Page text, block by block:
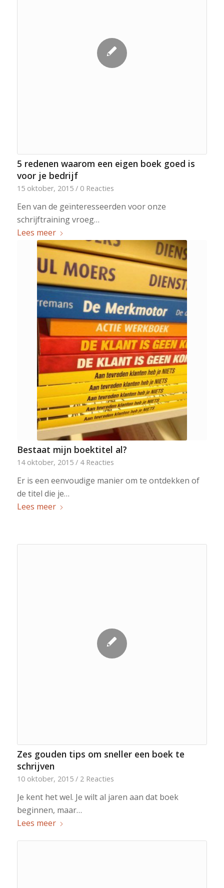
5 redenen waarom een eigen boek goed is
voor je bedrijf
15 oktober, 2015 / 0 Reacties
Een van de geïnteresseerden voor onze
schrijftraining vroeg…
Lees meer
Bestaat mijn boektitel al?
14 oktober, 2015 / 4 Reacties
Er is een eenvoudige manier om te ontdekken of
de titel die je…
Lees meer
Zes gouden tips om sneller een boek te
schrijven
10 oktober, 2015 / 2 Reacties
Je kent het wel. Je wilt al jaren aan dat boek
beginnen, maar…
Lees meer